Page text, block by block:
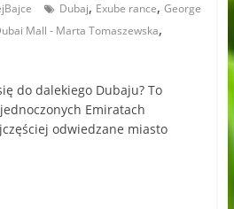
Dubaj, Exube rance, George
Mall - Marta Tomaszewska,
do dalekiego Dubaju? To
Emiratach
odwiedzane miasto